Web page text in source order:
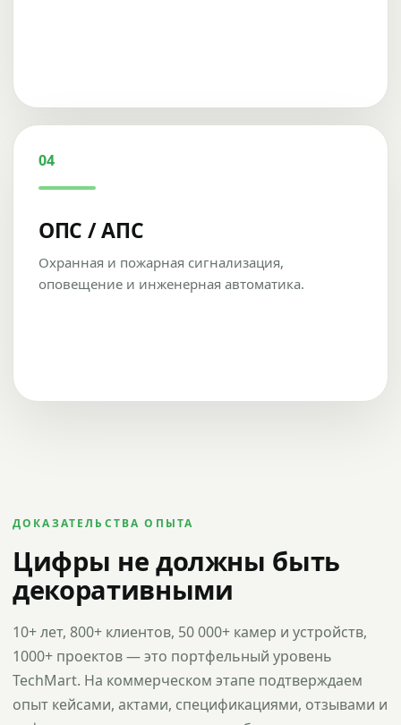
04
ОПС / АПС
Охранная и пожарная сигнализация,
оповещение и инженерная автоматика.
ДОКАЗАТЕЛЬСТВА ОПЫТА
Цифры не должны быть
декоративными
10+ лет, 800+ клиентов, 50 000+ камер и устройств,
1000+ проектов — это портфельный уровень
TechMart. На коммерческом этапе подтверждаем
опыт кейсами, актами, спецификациями, отзывами и